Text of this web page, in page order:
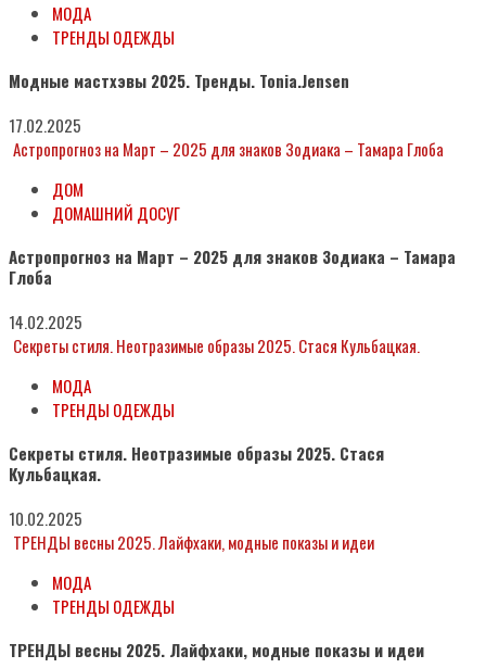
МОДА
ТРЕНДЫ ОДЕЖДЫ
Модные мастхэвы 2025. Тренды. Tonia.Jensen
17.02.2025
Астропрогноз на Март – 2025 для знаков Зодиака – Тамара Глоба
ДОМ
ДОМАШНИЙ ДОСУГ
Астропрогноз на Март – 2025 для знаков Зодиака – Тамара
Глоба
14.02.2025
Секреты стиля. Неотразимые образы 2025. Стася Кульбацкая.
МОДА
ТРЕНДЫ ОДЕЖДЫ
Секреты стиля. Неотразимые образы 2025. Стася
Кульбацкая.
10.02.2025
ТРЕНДЫ весны 2025. Лайфхаки, модные показы и идеи
МОДА
ТРЕНДЫ ОДЕЖДЫ
ТРЕНДЫ весны 2025. Лайфхаки, модные показы и идеи